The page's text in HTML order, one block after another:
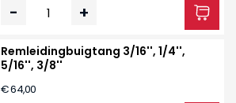
- +
Remleiding­buigtang 3/16'', 1/4'',
5/16'', 3/8''
€ 64,00